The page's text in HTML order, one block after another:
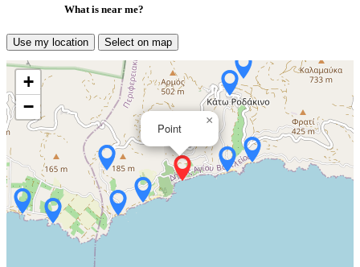
What is near me?
Use my location Select on map
Point
×
+
−